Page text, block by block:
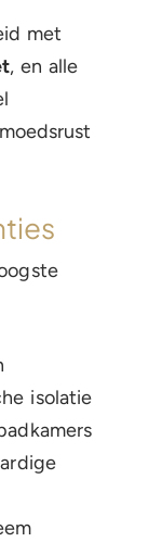
met
, en alle
isolatie